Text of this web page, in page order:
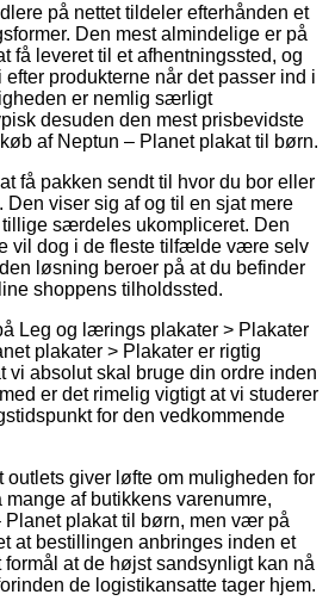
på nettet tildeler efterhånden et
Den mest almindelige er på
få leveret til et afhentningssted, og
produkterne når det passer ind i
er nemlig særligt
desuden den mest prisbevidste
af Neptun – Planet plakat til børn.
få pakken sendt til hvor du bor eller
Den viser sig af og til en sjat mere
særdeles ukompliceret. Den
vil dog i de fleste tilfælde være selv
løsning beroer på at du befinder
shoppens tilholdssted.
Leg og lærings plakater > Plakater
plakater > Plakater er rigtig
vi absolut skal bruge din ordre inden
er det rimelig vigtigt at vi studerer
for den vedkommende
giver løfte om muligheden for
af butikkens varenumre,
plakat til børn, men vær på
at bestillingen anbringes inden et
at de højst sandsynligt kan nå
de logistikansatte tager hjem.